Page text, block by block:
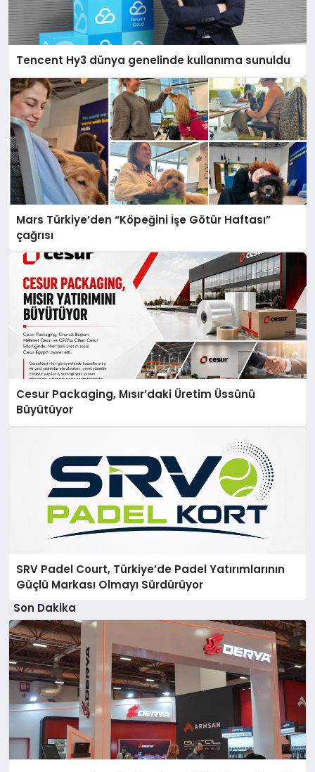
Tencent Hy3 dünya genelinde kullanıma sunuldu
Mars Türkiye’den “Köpeğini İşe Götür Haftası”
çağrısı
Cesur Packaging, Mısır’daki Üretim Üssünü
Büyütüyor
SRV Padel Court, Türkiye’de Padel Yatırımlarının
Güçlü Markası Olmayı Sürdürüyor
Son Dakika